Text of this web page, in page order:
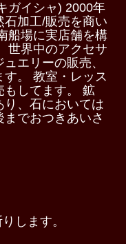
ガイシャ) 2000年
石加工/販売を商い
船場に実店舗を構
世界中のアクセサ
エリーの販売、
。 教室・レッス
もしてます。 鉱
、石においては
でおつきあいさ
します。